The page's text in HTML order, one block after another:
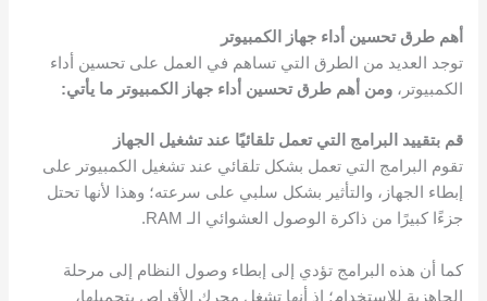
أهم طرق تحسين أداء جهاز الكمبيوتر
توجد العديد من الطرق التي تساهم في العمل على تحسين أداء
الكمبيوتر، ومن أهم طرق تحسين أداء جهاز الكمبيوتر ما يأتي:
قم بتقييد البرامج التي تعمل تلقائيًا عند تشغيل الجهاز
تقوم البرامج التي تعمل بشكل تلقائي عند تشغيل الكمبيوتر على
إبطاء الجهاز، والتأثير بشكل سلبي على سرعته؛ وهذا لأنها تحتل
جزءًا كبيرًا من ذاكرة الوصول العشوائي الـ RAM.
كما أن هذه البرامج تؤدي إلى إبطاء وصول النظام إلى مرحلة
الجاهزية للاستخدام؛ إذ أنها تشغل محرك الأقراص بتحميلها،